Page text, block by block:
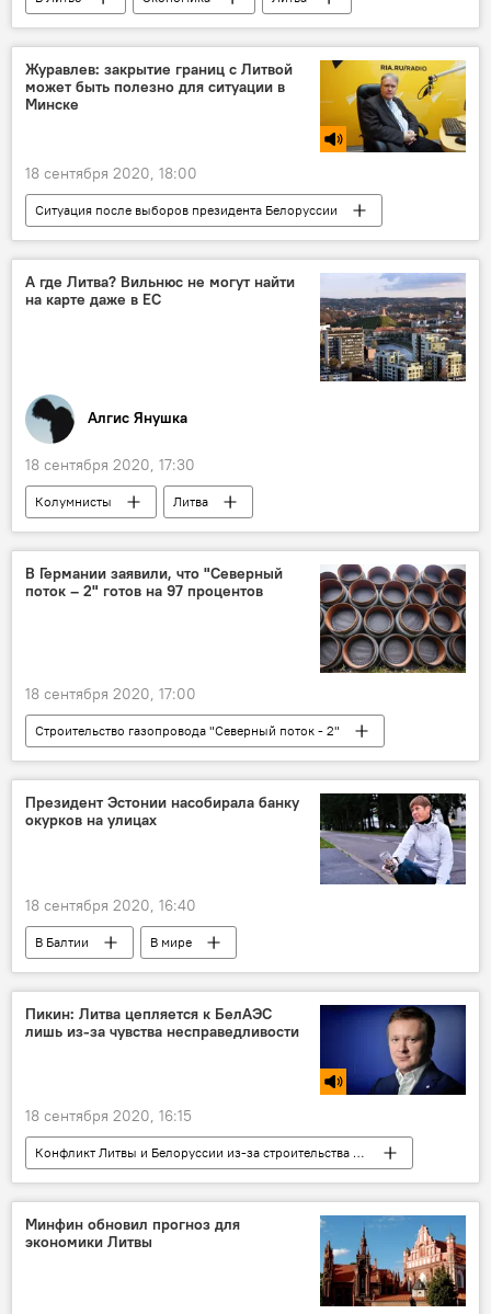
транзит
транзит грузов
Белоруссия
Клайпеда
Клайпедский порт
Журавлев: закрытие границ с Литвой
может быть полезно для ситуации в
Минске
18 сентября 2020, 18:00
Ситуация после выборов президента Белоруссии
Радио
Литва
Белоруссия
Польша
А где Литва? Вильнюс не могут найти
на карте даже в ЕС
Алгис Янушка
18 сентября 2020, 17:30
Колумнисты
Литва
Правительство Литвы
положительный имидж
реклама
стратегия
В Германии заявили, что "Северный
поток – 2" готов на 97 процентов
18 сентября 2020, 17:00
Строительство газопровода "Северный поток - 2"
Политика
Германия
"Северный поток – 2"
Президент Эстонии насобирала банку
окурков на улицах
18 сентября 2020, 16:40
В Балтии
В мире
Керсти Кальюлайд
загрязнение
Пикин: Литва цепляется к БелАЭС
лишь из-за чувства несправедливости
18 сентября 2020, 16:15
Конфликт Литвы и Белоруссии из-за строительства АЭС
Радио
Энергетика. LIVE
Литва
Белорусская АЭС
США
Минфин обновил прогноз для
экономики Литвы